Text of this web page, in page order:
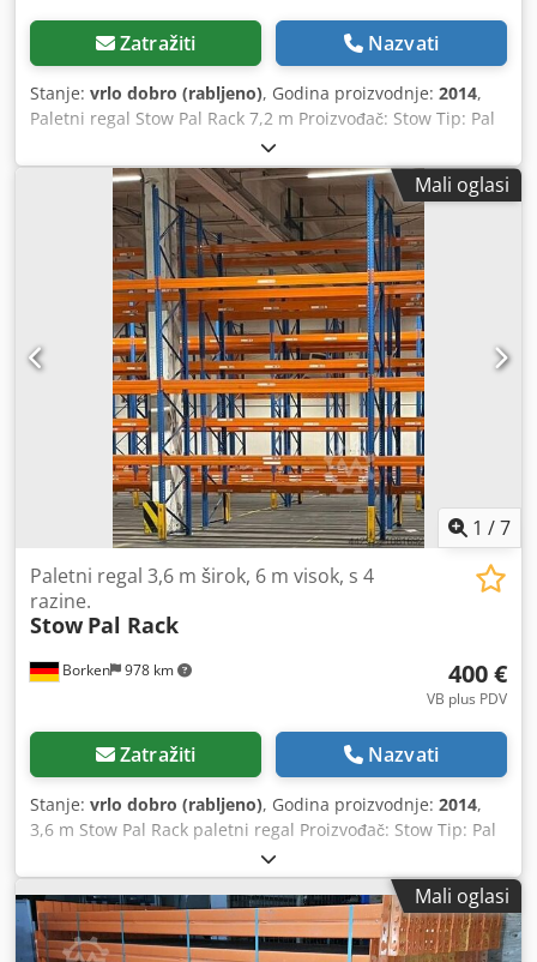
Zatražiti Nazvati
Stanje: vrlo dobro (rabljeno), Godina proizvodnje: 2014,
Paletni regal Stow Pal Rack 7,2 m Proizvođač: Stow Tip: Pal
Rack sustav Dužina regala: cca 7.200 mm Visina stupa: cca
6.000 mm Dubina stupa: cca 1.100 mm Tip stupa: PLFB 16P
Svijetli raspon polja: 3.600 mm Broj polja: 2 Broj razina: 4
(6 poprečnih greda + mjesto na podu) Tip poprečne grede:
PNB 0436 Maks. težina palete: 1.000 kg Dozvoljeno
opterećenje police: 4.000 kg Dozvoljeno opterećenje polja:
20.000 kg Površina stupa: plavo lakirano (RAL 5015) Godina
proizvodnje: 2014/2020 Isporuka uključuje: 3 x stupa 6.000
x 1.100 mm, opterećenje polja 20.000 kg, plavi 12 x
poprečna greda 3.600 mm uključuje sigurnosne klina,
opterećenje police 4.000 kg, narančasta Credpfx
Afeydnuvemof Dodatni novi i rabljeni artikli dostupni su u
našoj trgovini! Međunarodni troškovi dostave na upit!
Mali oglasi
1 /7
Borken 978 km
Paletni regal 3,6 m širok, 6 m visok, s 4
razine.
Stow Pal Rack
400 €
VB plus PDV
Zatražiti Nazvati
Stanje: vrlo dobro (rabljeno), Godina proizvodnje: 2014,
3,6 m Stow Pal Rack paletni regal Proizvođač: Stow Tip: Pal
Rack sustav Duljina regala: cca 3600 mm Visina stupa: cca
6000 mm Dubina stupa: cca 1100 mm Tip stupa: PLFB 16P
Unutarnja svijetla duljina polja: 3600 mm Broj polja: 1 Broj
etaža: 4 (6 greda + mjesto na podu) Tip grede: PNB 0436
Maksimalna težina palete: 1000 kg Dopušteno opterećenje
Mali oglasi